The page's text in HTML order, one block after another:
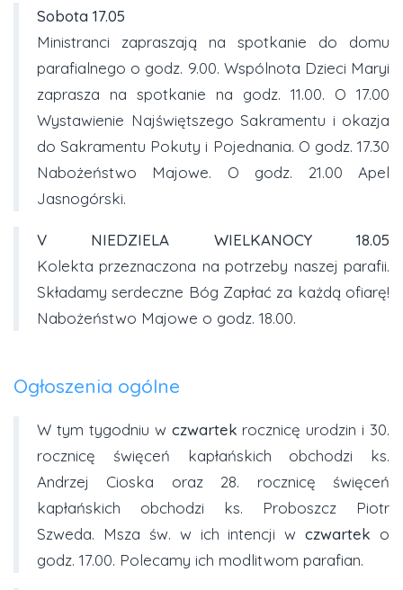
Sobota 17.05
Ministranci zapraszają na spotkanie do domu
parafialnego o godz. 9.00. Wspólnota Dzieci Maryi
zaprasza na spotkanie na godz. 11.00. O 17.00
Wystawienie Najświętszego Sakramentu i okazja
do Sakramentu Pokuty i Pojednania. O godz. 17.30
Nabożeństwo Majowe. O godz. 21.00 Apel
Jasnogórski.
V NIEDZIELA WIELKANOCY
18.05
Kolekta przeznaczona na potrzeby naszej parafii.
Składamy serdeczne Bóg Zapłać za każdą ofiarę!
Nabożeństwo Majowe o godz. 18.00.
Ogłoszenia ogólne
W tym tygodniu w czwartek rocznicę urodzin i 30.
rocznicę święceń kapłańskich obchodzi ks.
Andrzej Cioska oraz 28. rocznicę święceń
kapłańskich obchodzi ks. Proboszcz Piotr
Szweda. Msza św. w ich intencji wczwartek o
godz. 17.00. Polecamy ich modlitwom parafian.